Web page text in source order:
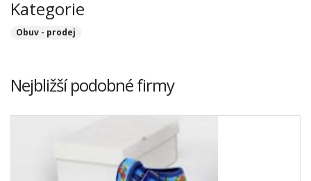
Kategorie
Obuv - prodej
Nejbližší podobné firmy